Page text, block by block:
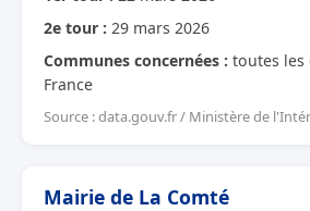
2e tour : 29 mars 2026
Communes concernées : toutes les
France
Source : data.gouv.fr / Ministère de
Mairie de La Comté